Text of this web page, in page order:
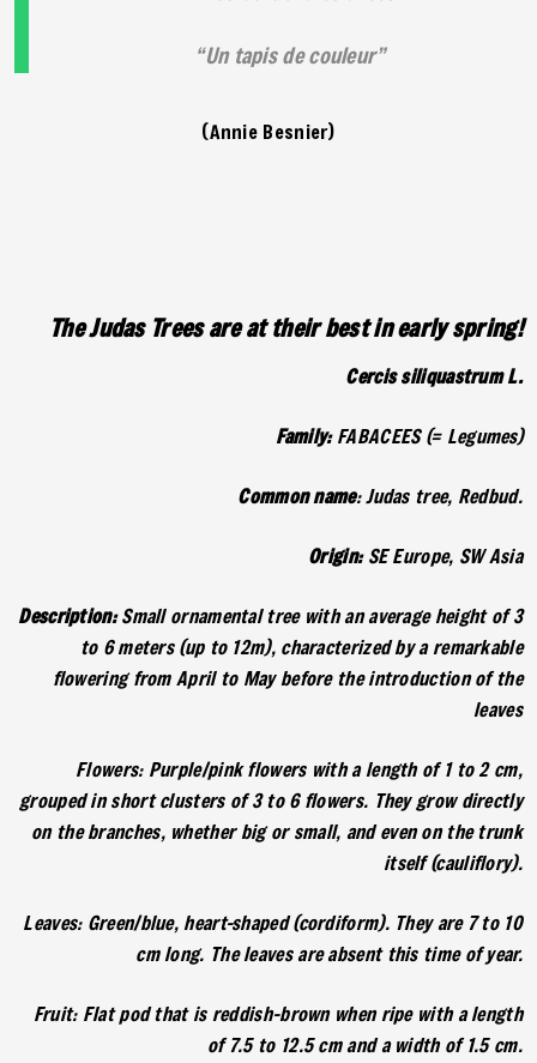
Un tapis de couleur
(Annie Besnier)
The Judas Trees are at their best in early spring!
Cercis siliquastrum L.
Family:FABACEES (= Legumes)
Common name: Judas tree, Redbud.
Origin:SE Europe, SW Asia
Description:Small ornamental tree with an average height of 3
to 6 meters (up to 12m), characterized by a remarkable
flowering from April to May before the introduction of the
leaves
Flowers: Purple/pink flowers with a length of 1 to 2 cm,
grouped in short clusters of 3 to 6 flowers. They grow directly
on the branches, whether big or small, and even on the trunk
itself (cauliflory).
Leaves: Green/blue, heart-shaped (cordiform). They are 7 to 10
cm long. The leaves are absent this time of year.
Fruit: Flat pod that is reddish-brown when ripe with a length
of 7.5 to 12.5 cm and a width of 1.5 cm.